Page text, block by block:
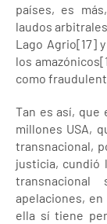
países, es
laudos
Lago Agrio[17]
los
como
Tan es así, que
millones USA,
transnacional,
justicia, cundió
apelaciones,
ella sí tiene